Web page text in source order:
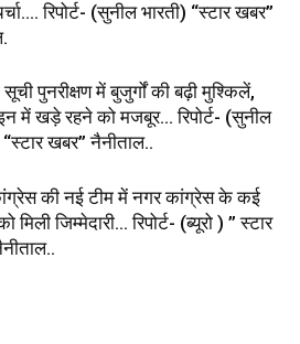
रिपोर्ट- (सुनील भारती) “स्टार खबर”
पुनरीक्षण में बुजुर्गों की बढ़ी मुश्किलें,
में खड़े रहने को मजबूर… रिपोर्ट- (सुनील
“स्टार खबर” नैनीताल..
की नई टीम में नगर कांग्रेस के कई
मिली जिम्मेदारी… रिपोर्ट- (ब्यूरो ) ” स्टार